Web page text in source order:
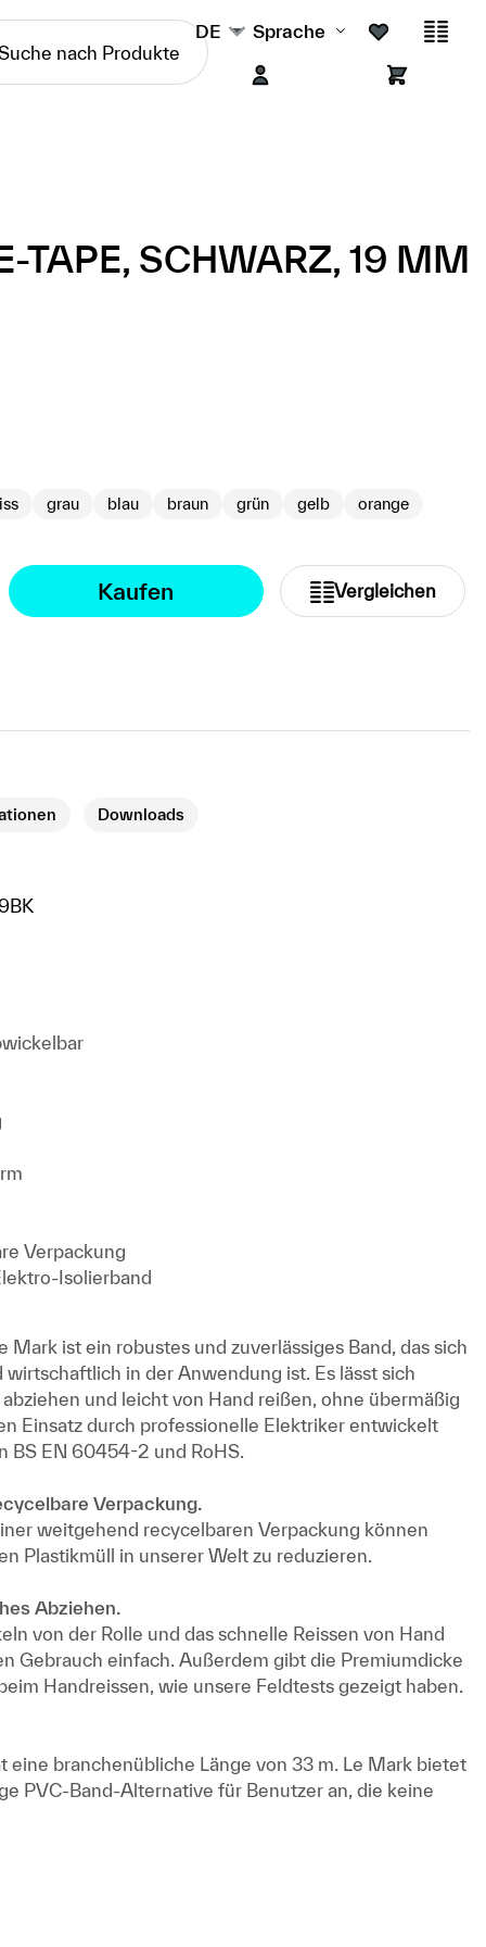
DE Sprache
TAPE, SCHWARZ, 19 MM
grau blau braun grün gelb orange
Kaufen Vergleichen
Downloads
Verpackung
Isolierband
Mark ist ein robustes und zuverlässiges Band, das sich
in der Anwendung ist. Es lässt sich
und leicht von Hand reißen, ohne übermäßig
Einsatz durch professionelle Elektriker entwickelt
BS EN 60454-2 und RoHS.
Verpackung.
weitgehend recycelbaren Verpackung können
Plastikmüll in unserer Welt zu reduzieren.
Abziehen.
von der Rolle und das schnelle Reissen von Hand
Gebrauch einfach. Außerdem gibt die Premiumdicke
Handreissen, wie unsere Feldtests gezeigt haben.
eine branchenübliche Länge von 33 m. Le Mark bietet
PVC-Band-Alternative für Benutzer an, die keine